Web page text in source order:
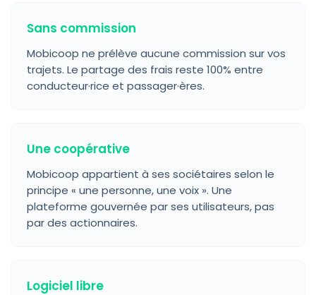
Sans commission
Mobicoop ne prélève aucune commission sur vos
trajets. Le partage des frais reste 100% entre
conducteur·rice et passager·ères.
Une coopérative
Mobicoop appartient à ses sociétaires selon le
principe « une personne, une voix ». Une
plateforme gouvernée par ses utilisateurs, pas
par des actionnaires.
Logiciel libre